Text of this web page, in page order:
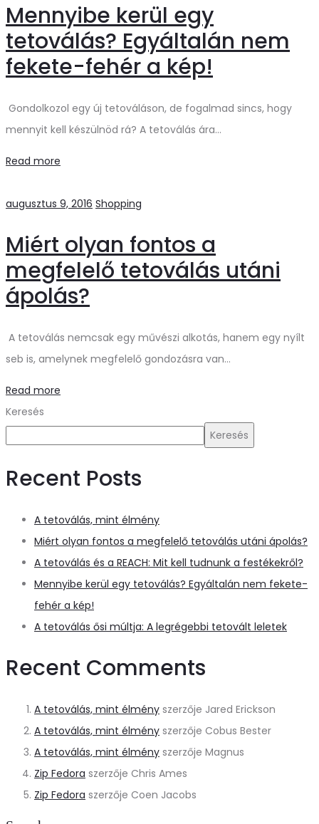
Mennyibe kerül egy
tetoválás? Egyáltalán nem
fekete-fehér a kép!
Gondolkozol egy új tetováláson, de fogalmad sincs, hogy
mennyit kell készülnöd rá? A tetoválás ára…
Read more
augusztus 9, 2016 Shopping
Miért olyan fontos a
megfelelő tetoválás utáni
ápolás?
A tetoválás nemcsak egy művészi alkotás, hanem egy nyílt
seb is, amelynek megfelelő gondozásra van…
Read more
Keresés
Keresés
Recent Posts
A tetoválás, mint élmény
Miért olyan fontos a megfelelő tetoválás utáni ápolás?
A tetoválás és a REACH: Mit kell tudnunk a festékekről?
Mennyibe kerül egy tetoválás? Egyáltalán nem fekete-
fehér a kép!
A tetoválás ősi múltja: A legrégebbi tetovált leletek
Recent Comments
A tetoválás, mint élmény szerzője Jared Erickson
A tetoválás, mint élmény szerzője Cobus Bester
A tetoválás, mint élmény szerzője Magnus
Zip Fedora szerzője Chris Ames
Zip Fedora szerzője Coen Jacobs